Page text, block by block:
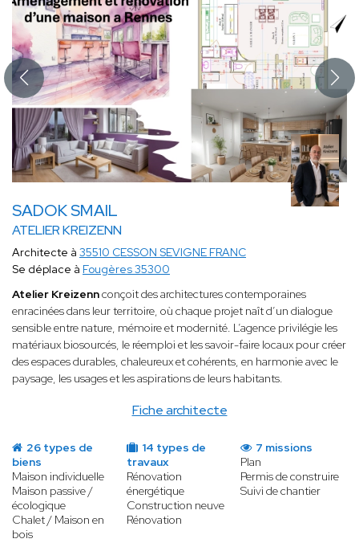
SADOK SMAIL
ATELIER KREIZENN
Fiche architecte
Architecte à 35510 CESSON SEVIGNE FRANC
Se déplace à Fougères 35300
Atelier Kreizennconçoit des architectures contemporaines
enracinées dans leur territoire, où chaque projet naît d’un dialogue
sensible entre nature, mémoire et modernité. L’agence privilégie les
matériaux biosourcés, le réemploi et les savoir-faire locaux pour créer
des espaces durables, chaleureux et cohérents, en harmonie avec le
paysage, les usages et les aspirations de leurs habitants.
26 types de
biens
Maison individuelle
Maison passive /
écologique
Chalet / Maison en
bois
14 types de
travaux
Rénovation
énergétique
Construction neuve
Rénovation
7 missions
Plan
Permis de construire
Suivi de chantier